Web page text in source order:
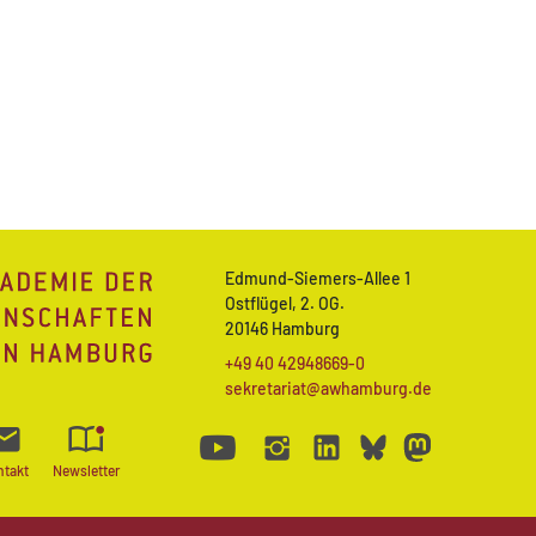
Edmund-Siemers-Allee 1
Ostflügel, 2. OG.
20146 Hamburg
+49 40 42948669-0
sekretariat@awhamburg.de
Newsletter